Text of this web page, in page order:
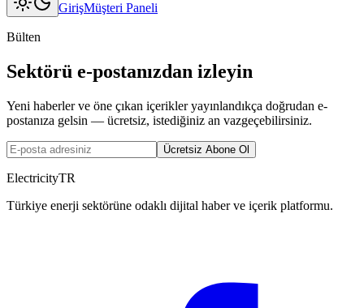
GirişMüşteri Paneli
Bülten
Sektörü e-postanızdan izleyin
Yeni haberler ve öne çıkan içerikler yayınlandıkça doğrudan e-
postanıza gelsin — ücretsiz, istediğiniz an vazgeçebilirsiniz.
Ücretsiz Abone Ol
ElectricityTR
Türkiye enerji sektörüne odaklı dijital haber ve içerik platformu.